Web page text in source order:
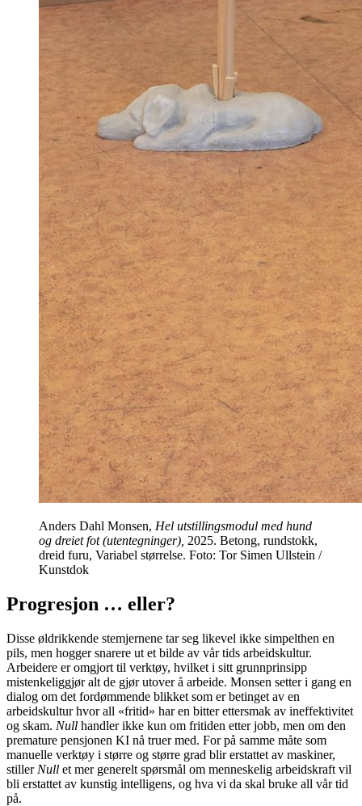
Anders Dahl Monsen, Hel utstillingsmodul med hund
og dreiet fot (utentegninger), 2025. Betong, rundstokk,
dreid furu, Variabel størrelse. Foto: Tor Simen Ullstein /
Kunstdok
Progresjon … eller?
Disse øldrikkende stemjernene tar seg likevel ikke simpelthen en
pils, men hogger snarere ut et bilde av vår tids arbeidskultur.
Arbeidere er omgjort til verktøy, hvilket i sitt grunnprinsipp
mistenkeliggjør alt de gjør utover å arbeide. Monsen setter i gang en
dialog om det fordømmende blikket som er betinget av en
arbeidskultur hvor all «fritid» har en bitter ettersmak av ineffektivitet
og skam. Null handler ikke kun om fritiden etter jobb, men om den
premature pensjonen KI nå truer med. For på samme måte som
manuelle verktøy i større og større grad blir erstattet av maskiner,
stiller Null et mer generelt spørsmål om menneskelig arbeidskraft vil
bli erstattet av kunstig intelligens, og hva vi da skal bruke all vår tid
på.